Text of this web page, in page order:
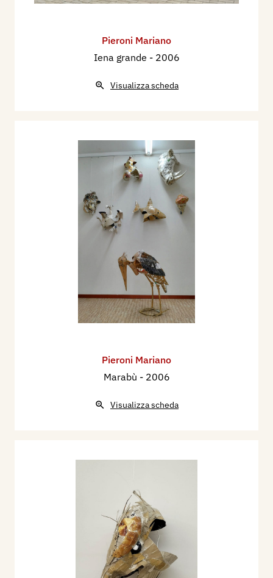
Pieroni Mariano
Iena grande - 2006
Visualizza scheda
Pieroni Mariano
Marabù - 2006
Visualizza scheda